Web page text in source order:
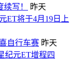
写！
昨天
ET将于4月19日上
自行车赛 昨天
纪元ET增程四